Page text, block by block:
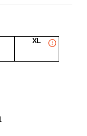
XL